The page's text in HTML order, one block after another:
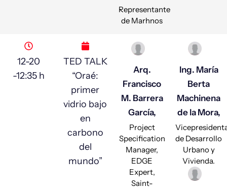
Representante
de Marhnos
12-20
-12:35 h
TED TALK
“Oraé:
primer
vidrio bajo
en
carbono
del
mundo”
Arq.
Francisco
M. Barrera
García,
Project
Specification
Manager,
EDGE
Expert,
Saint-
Ing. María
Berta
Machinena
de la Mora,
de Desarrollo
Urbano y
Vivienda.